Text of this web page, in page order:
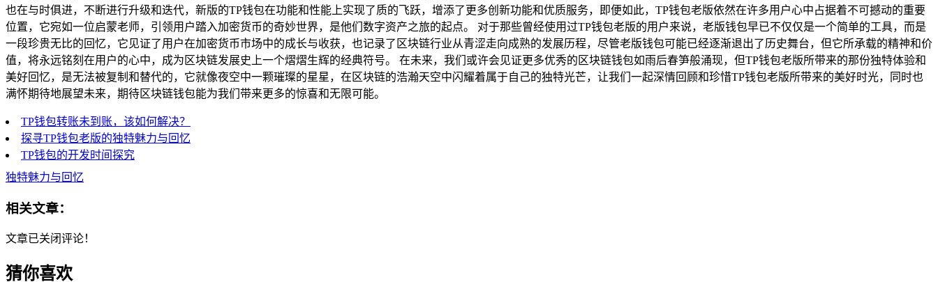
也在与时俱进，不断进行升级和迭代，新版的TP钱包在功能和性能上实现了质的飞跃，增添了更多创新功能和优质服务，即便如此，TP钱包老版依然在许多用户心中占据着不可撼动的重要
位置，它宛如一位启蒙老师，引领用户踏入加密货币的奇妙世界，是他们数字资产之旅的起点。 对于那些曾经使用过TP钱包老版的用户来说，老版钱包早已不仅仅是一个简单的工具，而是
一段珍贵无比的回忆，它见证了用户在加密货币市场中的成长与收获，也记录了区块链行业从青涩走向成熟的发展历程，尽管老版钱包可能已经逐渐退出了历史舞台，但它所承载的精神和价
值，将永远铭刻在用户的心中，成为区块链发展史上一个熠熠生辉的经典符号。 在未来，我们或许会见证更多优秀的区块链钱包如雨后春笋般涌现，但TP钱包老版所带来的那份独特体验和
美好回忆，是无法被复制和替代的，它就像夜空中一颗璀璨的星星，在区块链的浩瀚天空中闪耀着属于自己的独特光芒，让我们一起深情回顾和珍惜TP钱包老版所带来的美好时光，同时也
满怀期待地展望未来，期待区块链钱包能为我们带来更多的惊喜和无限可能。
TP钱包转账未到账，该如何解决？
探寻TP钱包老版的独特魅力与回忆
TP钱包的开发时间探究
独特魅力与回忆
相关文章：
文章已关闭评论！
猜你喜欢